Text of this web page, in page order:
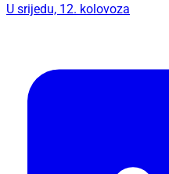
U srijedu, 12. kolovoza